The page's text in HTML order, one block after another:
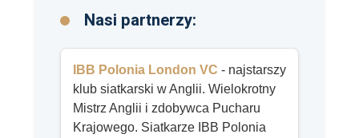
Nasi partnerzy:
IBB Polonia London VC - najstarszy
klub siatkarski w Anglii. Wielokrotny
Mistrz Anglii i zdobywca Pucharu
Krajowego. Siatkarze IBB Polonia